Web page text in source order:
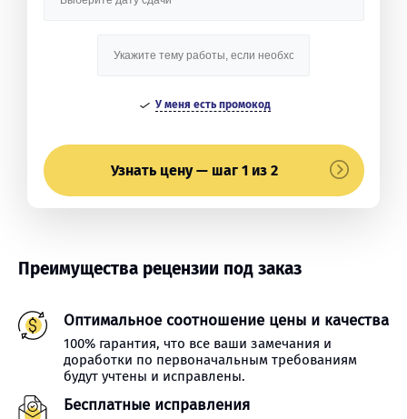
У меня есть промокод
Узнать цену — шаг 1 из 2
Преимущества рецензии под заказ
Оптимальное соотношение цены и качества
100% гарантия, что все ваши замечания и
доработки по первоначальным требованиям
будут учтены и исправлены.
Бесплатные исправления